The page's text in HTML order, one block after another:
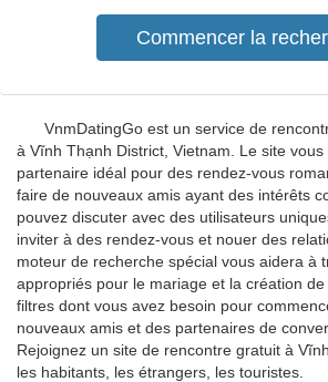
VnmDatingGo est un service de
à Vĩnh Thạnh District, Vietnam. Le site
partenaire idéal pour des rendez-vous
faire de nouveaux amis ayant des intérêts
pouvez discuter avec des utilisateurs
inviter à des rendez-vous et nouer des
moteur de recherche spécial vous aidera à
appropriés pour le mariage et la création
filtres dont vous avez besoin pour
nouveaux amis et des partenaires de
Rejoignez un site de rencontre gratuit à
les habitants, les étrangers, les touristes.